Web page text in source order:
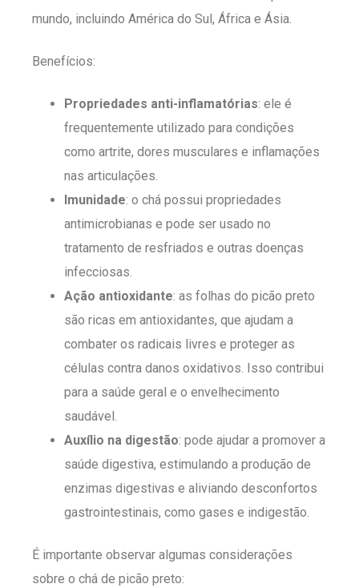
mundo, incluindo América do Sul, África e Ásia.
Benefícios:
Propriedades anti-inflamatórias: ele é
frequentemente utilizado para condições
como artrite, dores musculares e inflamações
nas articulações.
Imunidade: o chá possui propriedades
antimicrobianas e pode ser usado no
tratamento de resfriados e outras doenças
infecciosas.
Ação antioxidante: as folhas do picão preto
são ricas em antioxidantes, que ajudam a
combater os radicais livres e proteger as
células contra danos oxidativos. Isso contribui
para a saúde geral e o envelhecimento
saudável.
Auxílio na digestão: pode ajudar a promover a
saúde digestiva, estimulando a produção de
enzimas digestivas e aliviando desconfortos
gastrointestinais, como gases e indigestão.
É importante observar algumas considerações
sobre o chá de picão preto: